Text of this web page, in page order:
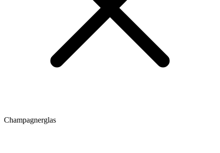
Champagnerglas